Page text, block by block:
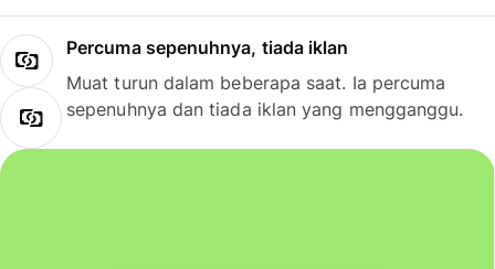
Percuma sepenuhnya, tiada iklan
Muat turun dalam beberapa saat. Ia percuma
sepenuhnya dan tiada iklan yang mengganggu.